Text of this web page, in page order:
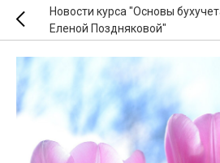
Новости курса "Основы
Еленой Поздняковой"